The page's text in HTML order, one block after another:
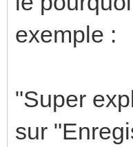
exemple :
"Super
sur